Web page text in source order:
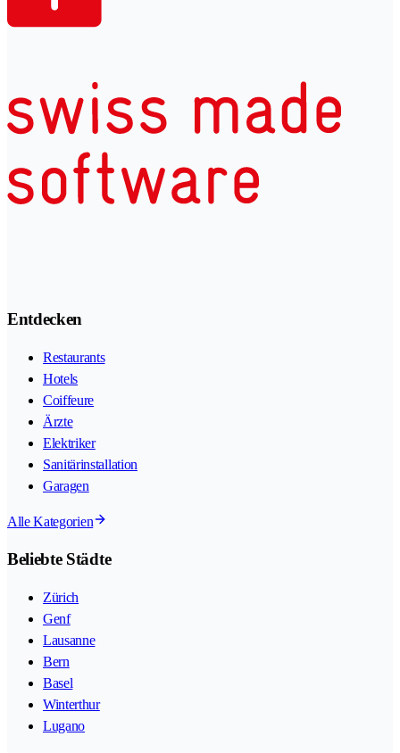
Entdecken
Restaurants
Hotels
Coiffeure
Ärzte
Elektriker
Sanitärinstallation
Garagen
Alle Kategorien
Beliebte Städte
Zürich
Genf
Lausanne
Bern
Basel
Winterthur
Lugano